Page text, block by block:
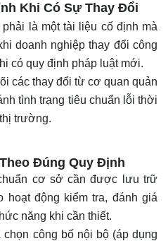
Khi Có Sự Thay Đổi
là một tài liệu cố định mà
doanh nghiệp thay đổi công
có quy định pháp luật mới.
các thay đổi từ cơ quan quản
tình trạng tiêu chuẩn lỗi thời
trường.
Đúng Quy Định
cơ sở cần được lưu trữ
hoạt động kiểm tra, đánh giá
năng khi cần thiết.
công bố nội bộ (áp dụng